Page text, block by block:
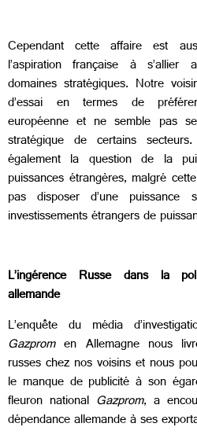
Cependant cette affaire est
l’aspiration française à s’allier
domaines stratégiques. Notre
d’essai en termes de
européenne et ne semble pas
stratégique de certains
également la question de la
puissances étrangères, malgré
pas disposer d’une puissance
investissements étrangers de
L’ingérence Russe dans la
allemande
L’enquête du média
Gazpromen Allemagne nous
russes chez nos voisins et nous
le manque de publicité à son
fleuron national Gazprom, a
dépendance allemande à ses